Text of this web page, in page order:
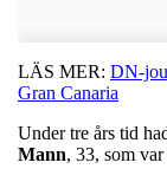
LÄS MER: DN-
Gran Canaria
Under tre års tid
Mann, 33, som